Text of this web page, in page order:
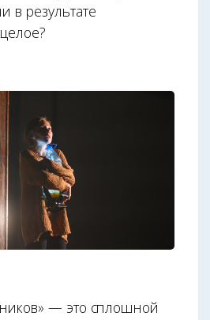
в результате
— это сплошной